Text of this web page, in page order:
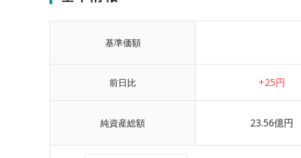
基準価額
前日比 +25円
純資産総額 23.56億円